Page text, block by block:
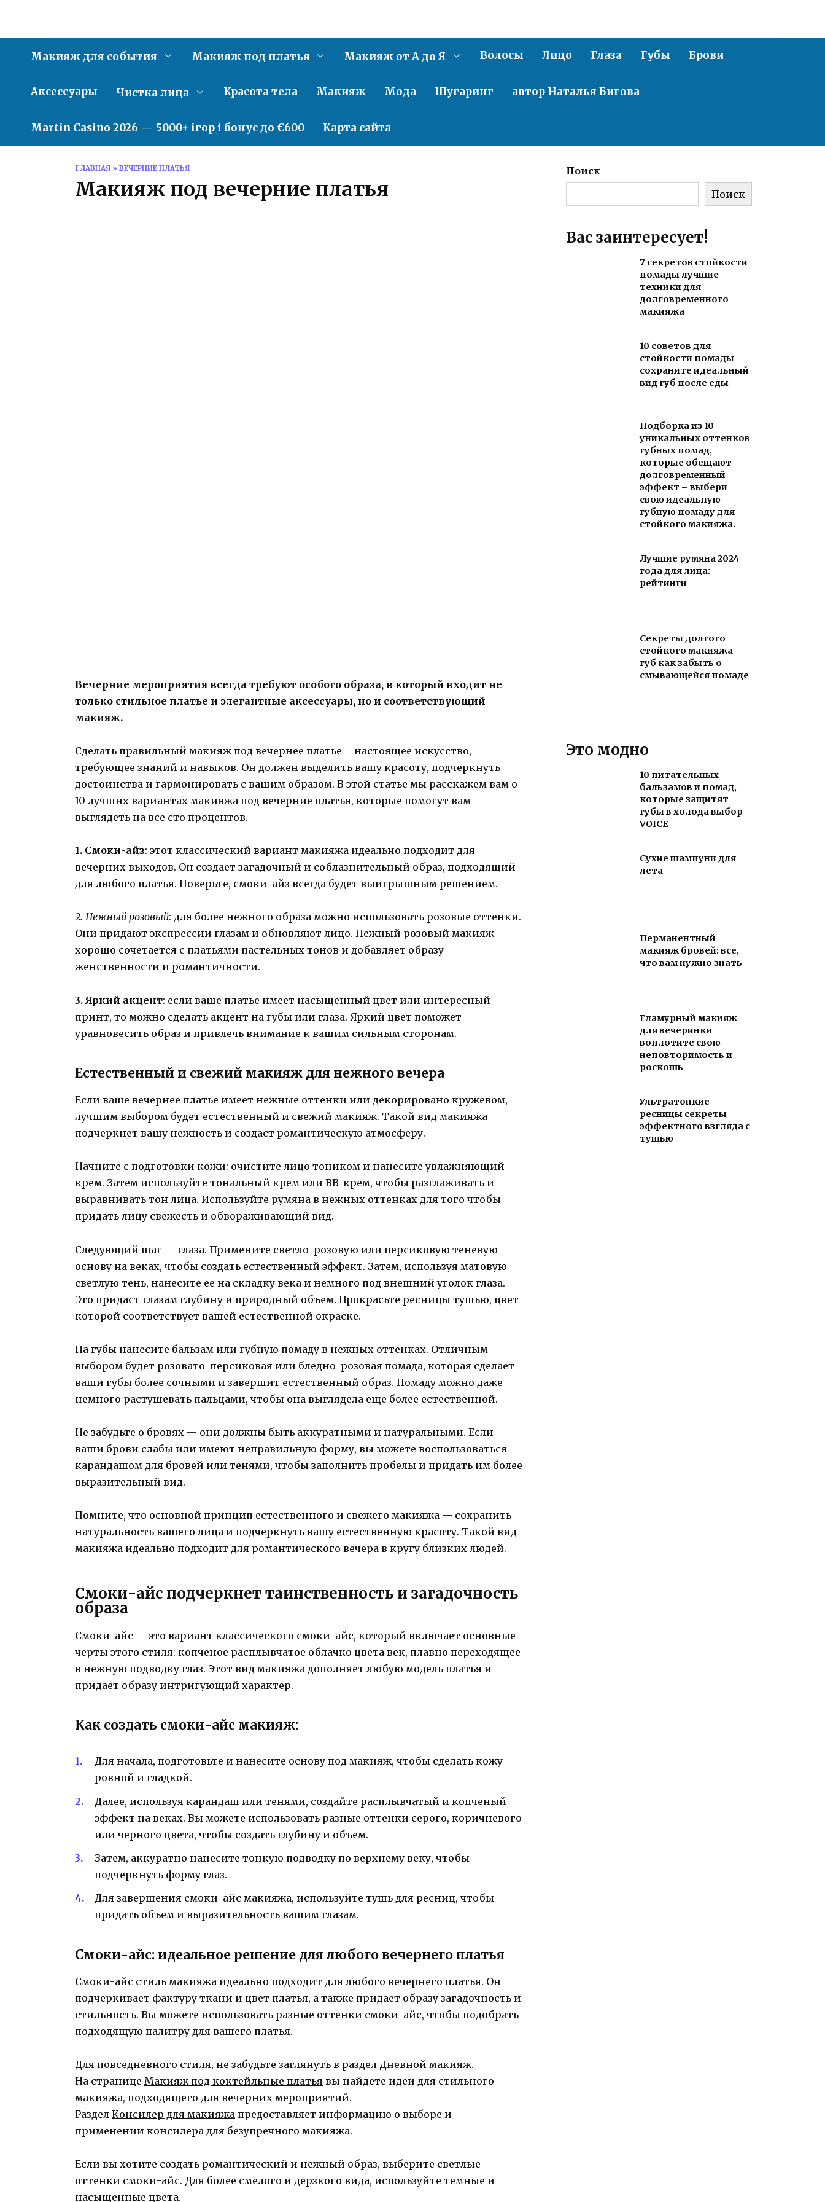
Макияж для события Макияж под платья Макияж от А до Я Волосы Лицо Глаза Губы Брови
Аксессуары Чистка лица Красота тела Макияж Мода Шугаринг автор Наталья Бигова
Martin Casino 2026 — 5000+ ігор і бонус до €600 Карта сайта
ГЛАВНАЯ » ВЕЧЕРНИЕ ПЛАТЬЯ
Макияж под вечерние платья
Вечерние мероприятия всегда требуют особого образа, в который входит не
только стильное платье и элегантные аксессуары, но и соответствующий
макияж.
Сделать правильный макияж под вечернее платье – настоящее искусство,
требующее знаний и навыков. Он должен выделить вашу красоту, подчеркнуть
достоинства и гармонировать с вашим образом. В этой статье мы расскажем вам о
10 лучших вариантах макияжа под вечерние платья, которые помогут вам
выглядеть на все сто процентов.
1. Смоки-айз: этот классический вариант макияжа идеально подходит для
вечерних выходов. Он создает загадочный и соблазнительный образ, подходящий
для любого платья. Поверьте, смоки-айз всегда будет выигрышным решением.
2. Нежный розовый: для более нежного образа можно использовать розовые оттенки.
Они придают экспрессии глазам и обновляют лицо. Нежный розовый макияж
хорошо сочетается с платьями пастельных тонов и добавляет образу
женственности и романтичности.
3. Яркий акцент: если ваше платье имеет насыщенный цвет или интересный
принт, то можно сделать акцент на губы или глаза. Яркий цвет поможет
уравновесить образ и привлечь внимание к вашим сильным сторонам.
Естественный и свежий макияж для нежного вечера
Если ваше вечернее платье имеет нежные оттенки или декорировано кружевом,
лучшим выбором будет естественный и свежий макияж. Такой вид макияжа
подчеркнет вашу нежность и создаст романтическую атмосферу.
Начните с подготовки кожи: очистите лицо тоником и нанесите увлажняющий
крем. Затем используйте тональный крем или BB-крем, чтобы разглаживать и
выравнивать тон лица. Используйте румяна в нежных оттенках для того чтобы
придать лицу свежесть и обвораживающий вид.
Следующий шаг — глаза. Примените светло-розовую или персиковую теневую
основу на веках, чтобы создать естественный эффект. Затем, используя матовую
светлую тень, нанесите ее на складку века и немного под внешний уголок глаза.
Это придаст глазам глубину и природный объем. Прокрасьте ресницы тушью, цвет
которой соответствует вашей естественной окраске.
На губы нанесите бальзам или губную помаду в нежных оттенках. Отличным
выбором будет розовато-персиковая или бледно-розовая помада, которая сделает
ваши губы более сочными и завершит естественный образ. Помаду можно даже
немного растушевать пальцами, чтобы она выглядела еще более естественной.
Не забудьте о бровях — они должны быть аккуратными и натуральными. Если
ваши брови слабы или имеют неправильную форму, вы можете воспользоваться
карандашом для бровей или тенями, чтобы заполнить пробелы и придать им более
выразительный вид.
Помните, что основной принцип естественного и свежего макияжа — сохранить
натуральность вашего лица и подчеркнуть вашу естественную красоту. Такой вид
макияжа идеально подходит для романтического вечера в кругу близких людей.
Смоки-айс подчеркнет таинственность и загадочность
образа
Смоки-айс — это вариант классического смоки-айс, который включает основные
черты этого стиля: копченое расплывчатое облачко цвета век, плавно переходящее
в нежную подводку глаз. Этот вид макияжа дополняет любую модель платья и
придает образу интригующий характер.
Как создать смоки-айс макияж:
Для начала, подготовьте и нанесите основу под макияж, чтобы сделать кожу
ровной и гладкой.
Далее, используя карандаш или тенями, создайте расплывчатый и копченый
эффект на веках. Вы можете использовать разные оттенки серого, коричневого
или черного цвета, чтобы создать глубину и объем.
Затем, аккуратно нанесите тонкую подводку по верхнему веку, чтобы
подчеркнуть форму глаз.
Для завершения смоки-айс макияжа, используйте тушь для ресниц, чтобы
придать объем и выразительность вашим глазам.
Смоки-айс: идеальное решение для любого вечернего платья
Смоки-айс стиль макияжа идеально подходит для любого вечернего платья. Он
подчеркивает фактуру ткани и цвет платья, а также придает образу загадочность и
стильность. Вы можете использовать разные оттенки смоки-айс, чтобы подобрать
подходящую палитру для вашего платья.
Для повседневного стиля, не забудьте заглянуть в раздел Дневной макияж.
На странице Макияж под коктейльные платья вы найдете идеи для стильного
макияжа, подходящего для вечерних мероприятий.
Раздел Консилер для макияжа предоставляет информацию о выборе и
применении консилера для безупречного макияжа.
Если вы хотите создать романтический и нежный образ, выберите светлые
оттенки смоки-айс. Для более смелого и дерзкого вида, используйте темные и
насыщенные цвета.
Поиск
Поиск
Вас заинтересует!
7 секретов стойкости
помады лучшие
техники для
долговременного
макияжа
10 советов для
стойкости помады
сохраните идеальный
вид губ после еды
Подборка из 10
уникальных оттенков
губных помад,
которые обещают
долговременный
эффект – выбери
свою идеальную
губную помаду для
стойкого макияжа.
Лучшие румяна 2024
года для лица:
рейтинги
Секреты долгого
стойкого макияжа
губ как забыть о
смывающейся помаде
Это модно
10 питательных
бальзамов и помад,
которые защитят
губы в холода выбор
VOICE
Сухие шампуни для
лета
Перманентный
макияж бровей: все,
что вам нужно знать
Гламурный макияж
для вечеринки
воплотите свою
неповторимость и
роскошь
Ультратонкие
ресницы секреты
эффектного взгляда с
тушью